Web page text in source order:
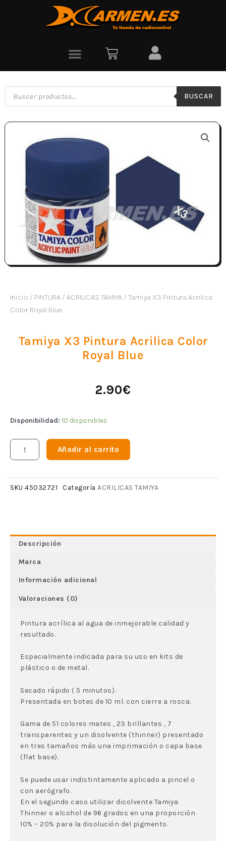
BUSCAR
Inicio / PINTURA / ACRILICAS TAMIYA / Tamiya X3 Pintura Acrilica
Color Royal Blue
Tamiya X3 Pintura Acrilica Color
Royal Blue
2.90€
Disponibilidad: 10 disponibles
Añadir al carrito
SKU 45032721 Categoría ACRILICAS TAMIYA
Descripción
Marca
Información adicional
Valoraciones (0)
Pintura acrílica al agua de inmejorable calidad y
resultado.
Especialmente indicada para su uso en kits de
plástico o de metal.
Secado rápido ( 5 minutos).
Presentada en botes de 10 ml. con cierre a rosca.
Gama de 51 colores mates , 23 brillantes , 7
transparentes y un disolvente (thinner) presentado
en tres tamaños más una imprimación o capa base
(flat base).
Se puede usar indistintamente aplicado a pincel o
con aerógrafo.
En el segundo caso utilizar disolvente Tamiya
Thinner o alcohol de 96 grados en una proporción
10% – 20% para la disolución del pigmento.